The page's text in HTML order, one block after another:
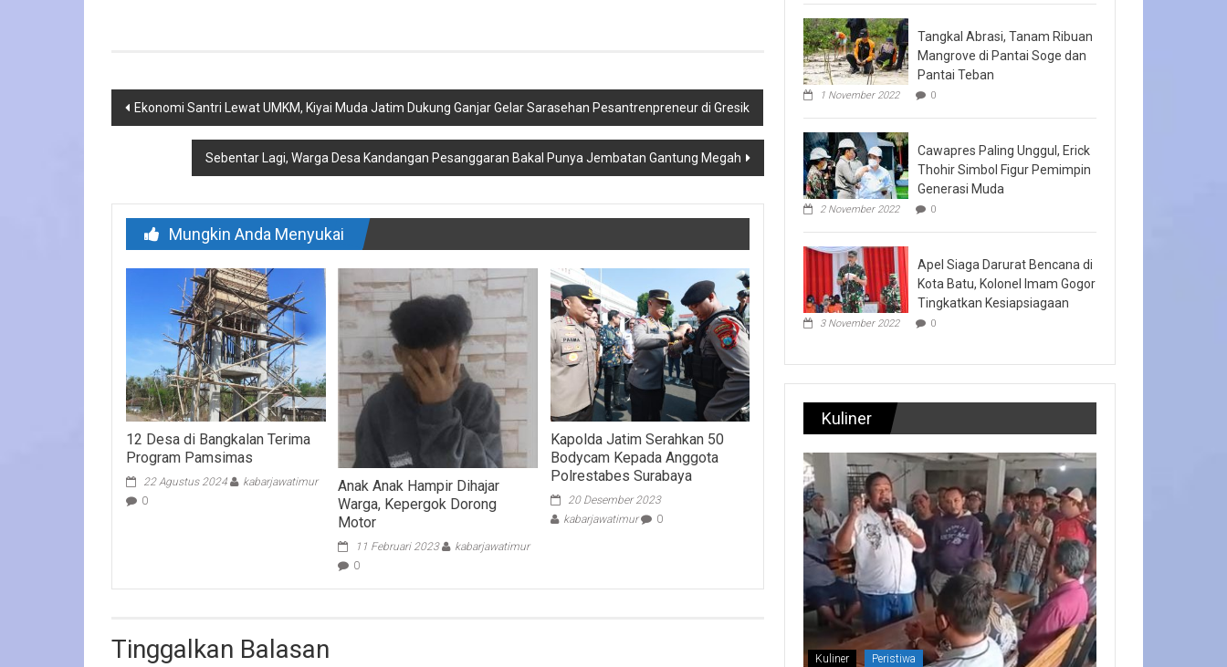
Navigasi
Ekonomi Santri Lewat UMKM, Kiyai Muda Jatim Dukung Ganjar Gelar Sarasehan Pesantrenpreneur di Gresik
Sebentar Lagi, Warga Desa Kandangan Pesanggaran Bakal Punya Jembatan Gantung Megah
Mungkin Anda Menyukai
12 Desa di Bangkalan Terima
Program Pamsimas
22 Agustus 2024
kabarjawatimur
0
Anak Anak Hampir Dihajar
Warga, Kepergok Dorong
Motor
11 Februari 2023
kabarjawatimur
0
Kapolda Jatim Serahkan 50
Bodycam Kepada Anggota
Polrestabes Surabaya
20 Desember 2023
kabarjawatimur
0
Tinggalkan Balasan
Tangkal Abrasi, Tanam Ribuan
Mangrove di Pantai Soge dan
Pantai Teban
1 November 2022 0
Cawapres Paling Unggul, Erick
Thohir Simbol Figur Pemimpin
Generasi Muda
2 November 2022 0
Apel Siaga Darurat Bencana di
Kota Batu, Kolonel Imam Gogor
Tingkatkan Kesiapsiagaan
3 November 2022 0
Kuliner
Kuliner Peristiwa